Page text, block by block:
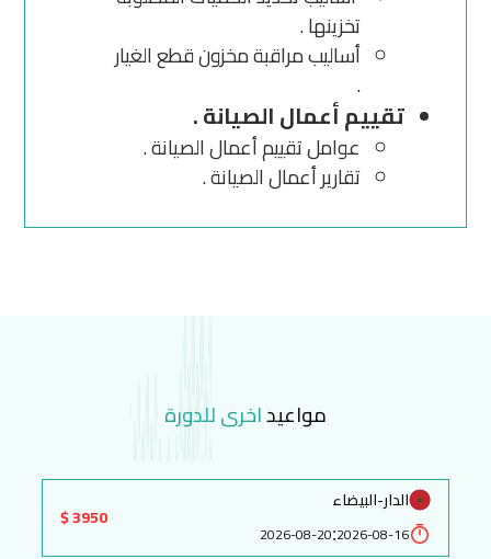
تخزينها .
أساليب مراقبة مخزون قطع الغيار
.
تقييم أعمال الصيانة .
عوامل تقييم أعمال الصيانة .
تقارير أعمال الصيانة .
مواعيداخرى للدورة
الدار-البيضاء
2026-08-16
:
2026-08-20
3950 $